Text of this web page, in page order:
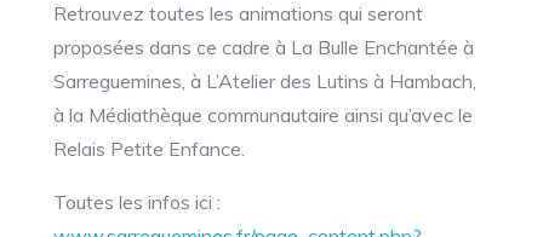
Retrouvez toutes les animations qui seront
proposées dans ce cadre à La Bulle Enchantée à
Sarreguemines, à L’Atelier des Lutins à Hambach,
à la Médiathèque communautaire ainsi qu’avec le
Relais Petite Enfance.
Toutes les infos ici :